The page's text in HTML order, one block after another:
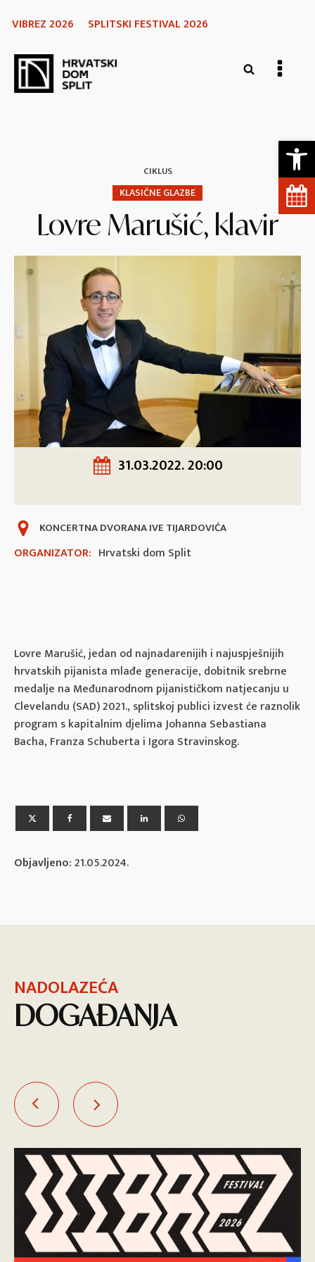
VIBREZ 2026 SPLITSKI FESTIVAL 2026
CIKLUS
KLASIČNE GLAZBE
Lovre Marušić, klavir
31.03.2022. 20:00
ORGANIZATOR: Hrvatski dom Split
KONCERTNA DVORANA IVE TIJARDOVIĆA
Lovre Marušić, jedan od najnadarenijih i najuspješnijih
hrvatskih pijanista mlađe generacije, dobitnik srebrne
medalje na Međunarodnom pijanističkom natjecanju u
Clevelandu (SAD) 2021., splitskoj publici izvest će raznolik
program s kapitalnim djelima Johanna Sebastiana
Bacha, Franza Schuberta i Igora Stravinskog.
Objavljeno:21.05.2024.
NADOLAZEĆA
DOGAĐANJA